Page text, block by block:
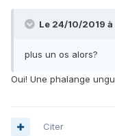
Le 24/10/2019 à
plus un os alors?
Oui! Une phalange
Citer